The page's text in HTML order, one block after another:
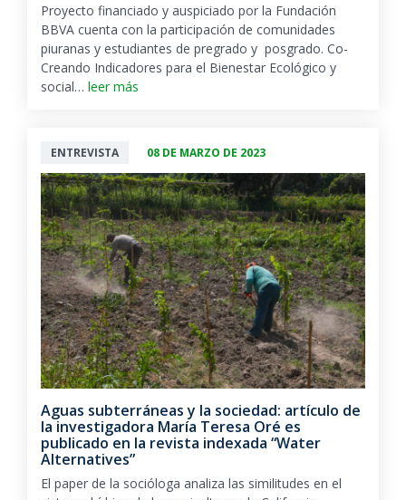
Proyecto financiado y auspiciado por la Fundación
BBVA cuenta con la participación de comunidades
piuranas y estudiantes de pregrado y posgrado. Co-
Creando Indicadores para el Bienestar Ecológico y
social… leer más
ENTREVISTA 08 DE MARZO DE 2023
Aguas subterráneas y la sociedad: artículo de
la investigadora María Teresa Oré es
publicado en la revista indexada “Water
Alternatives”
El paper de la socióloga analiza las similitudes en el